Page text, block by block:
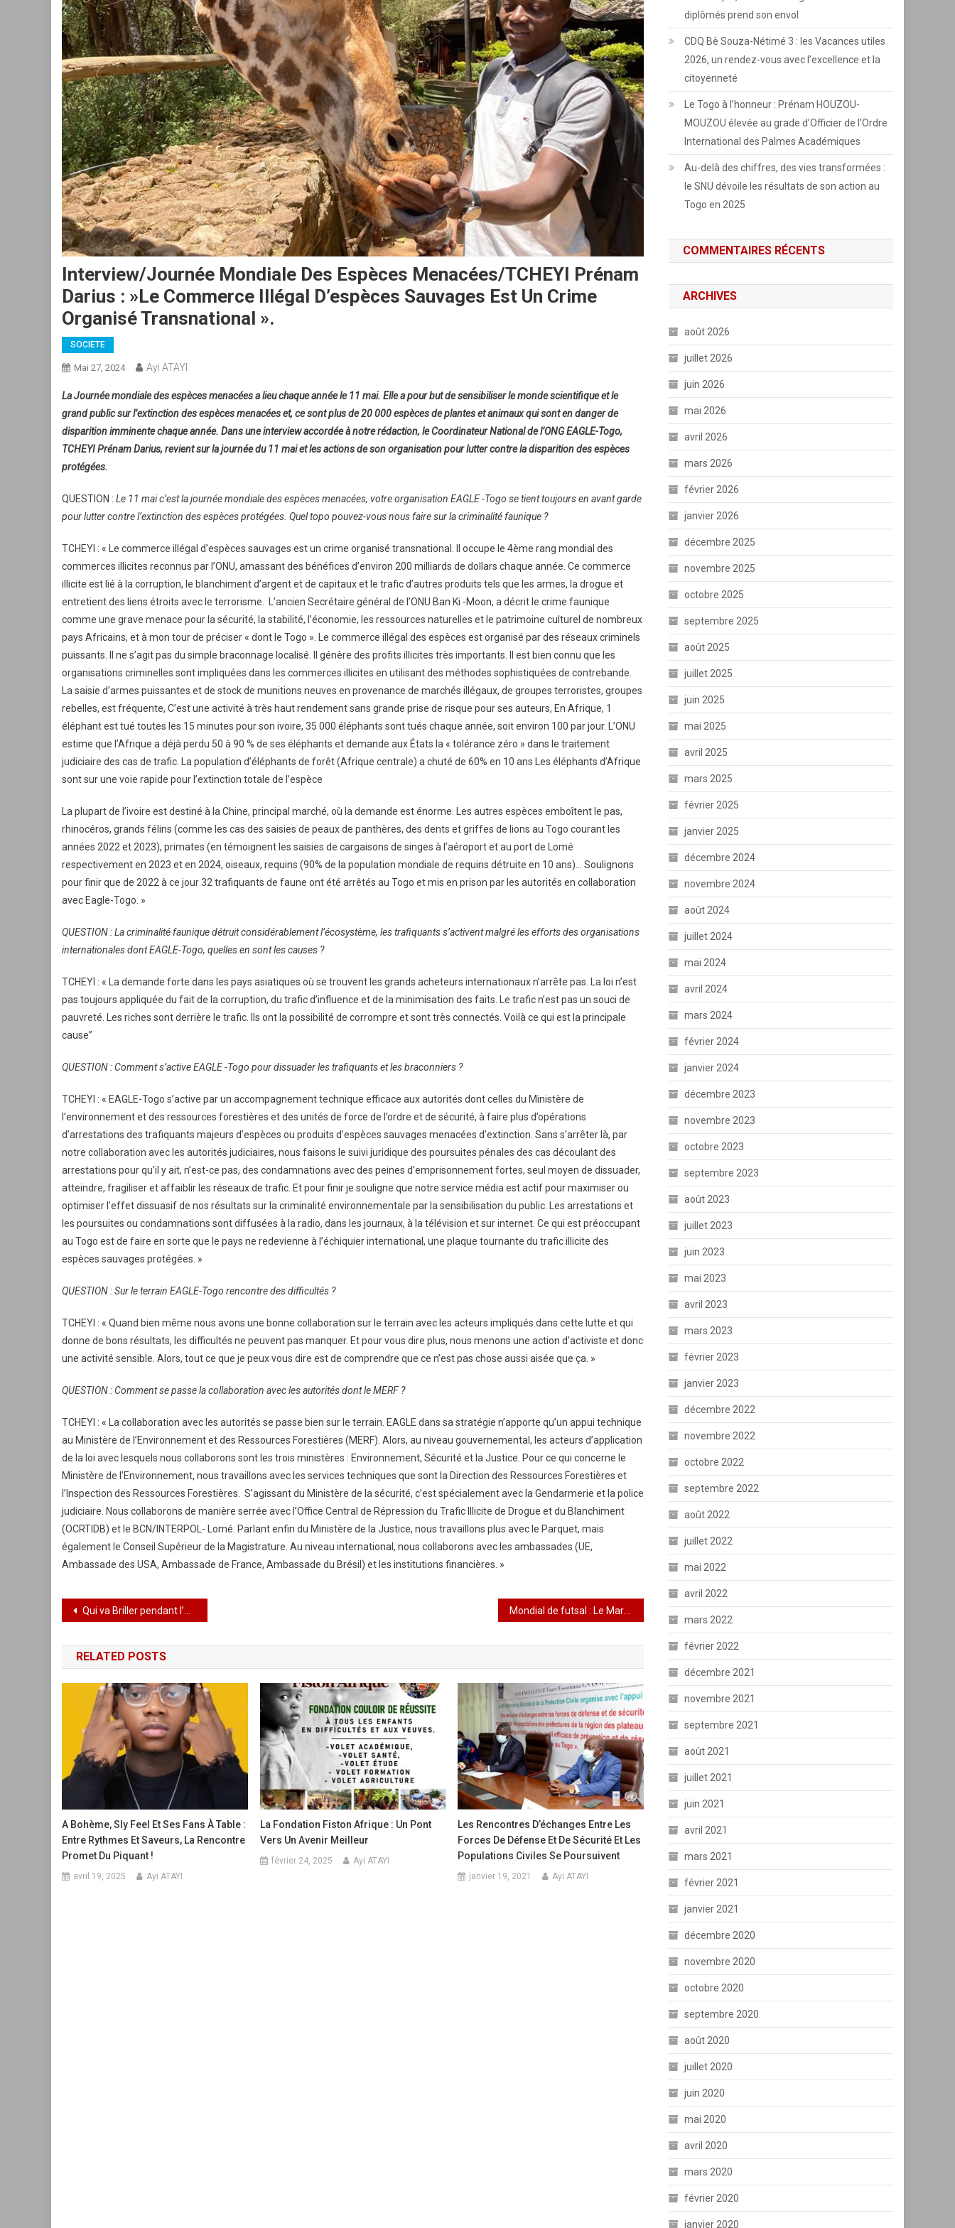
Interview/Journée Mondiale Des Espèces Menacées/TCHEYI Prénam
Darius : »Le Commerce Illégal D’espèces Sauvages Est Un Crime
Organisé Transnational ».
SOCIETE
Mai 27, 2024 Ayi ATAYI
La Journée mondiale des espèces menacées a lieu chaque année le 11 mai. Elle a pour but de sensibiliser le monde scientifique et le
grand public sur l’extinction des espèces menacées et, ce sont plus de 20 000 espèces de plantes et animaux qui sont en danger de
disparition imminente chaque année. Dans une interview accordée à notre rédaction, le Coordinateur National de l’ONG EAGLE-Togo,
TCHEYI Prénam Darius, revient sur la journée du 11 mai et les actions de son organisation pour lutter contre la disparition des espèces
protégées.
QUESTION : Le 11 mai c’est la journée mondiale des espèces menacées, votre organisation EAGLE -Togo se tient toujours en avant garde
pour lutter contre l’extinction des espèces protégées. Quel topo pouvez-vous nous faire sur la criminalité faunique ?
TCHEYI : « Le commerce illégal d’espèces sauvages est un crime organisé transnational. Il occupe le 4ème rang mondial des
commerces illicites reconnus par l’ONU, amassant des bénéfices d’environ 200 milliards de dollars chaque année. Ce commerce
illicite est lié à la corruption, le blanchiment d’argent et de capitaux et le trafic d’autres produits tels que les armes, la drogue et
entretient des liens étroits avec le terrorisme. L’ancien Secrétaire général de l’ONU Ban Ki -Moon, a décrit le crime faunique
comme une grave menace pour la sécurité, la stabilité, l’économie, les ressources naturelles et le patrimoine culturel de nombreux
pays Africains, et à mon tour de préciser « dont le Togo ». Le commerce illégal des espèces est organisé par des réseaux criminels
puissants. Il ne s’agit pas du simple braconnage localisé. Il génère des profits illicites très importants. Il est bien connu que les
organisations criminelles sont impliquées dans les commerces illicites en utilisant des méthodes sophistiquées de contrebande.
La saisie d’armes puissantes et de stock de munitions neuves en provenance de marchés illégaux, de groupes terroristes, groupes
rebelles, est fréquente, C’est une activité à très haut rendement sans grande prise de risque pour ses auteurs, En Afrique, 1
éléphant est tué toutes les 15 minutes pour son ivoire, 35 000 éléphants sont tués chaque année, soit environ 100 par jour. L’ONU
estime que l’Afrique a déjà perdu 50 à 90 % de ses éléphants et demande aux États la « tolérance zéro » dans le traitement
judiciaire des cas de trafic. La population d’éléphants de forêt (Afrique centrale) a chuté de 60% en 10 ans Les éléphants d’Afrique
sont sur une voie rapide pour l’extinction totale de l’espèce
La plupart de l’ivoire est destiné à la Chine, principal marché, où la demande est énorme. Les autres espèces emboîtent le pas,
rhinocéros, grands félins (comme les cas des saisies de peaux de panthères, des dents et griffes de lions au Togo courant les
années 2022 et 2023), primates (en témoignent les saisies de cargaisons de singes à l’aéroport et au port de Lomé
respectivement en 2023 et en 2024, oiseaux, requins (90% de la population mondiale de requins détruite en 10 ans)… Soulignons
pour finir que de 2022 à ce jour 32 trafiquants de faune ont été arrêtés au Togo et mis en prison par les autorités en collaboration
avec Eagle-Togo. »
QUESTION : La criminalité faunique détruit considérablement l’écosystème, les trafiquants s’activent malgré les efforts des organisations
internationales dont EAGLE-Togo, quelles en sont les causes ?
TCHEYI : « La demande forte dans les pays asiatiques où se trouvent les grands acheteurs internationaux n’arrête pas. La loi n’est
pas toujours appliquée du fait de la corruption, du trafic d’influence et de la minimisation des faits. Le trafic n’est pas un souci de
pauvreté. Les riches sont derrière le trafic. Ils ont la possibilité de corrompre et sont très connectés. Voilà ce qui est la principale
cause”
QUESTION : Comment s’active EAGLE -Togo pour dissuader les trafiquants et les braconniers ?
TCHEYI : « EAGLE-Togo s’active par un accompagnement technique efficace aux autorités dont celles du Ministère de
l’environnement et des ressources forestières et des unités de force de l’ordre et de sécurité, à faire plus d’opérations
d’arrestations des trafiquants majeurs d’espèces ou produits d’espèces sauvages menacées d’extinction. Sans s’arrêter là, par
notre collaboration avec les autorités judiciaires, nous faisons le suivi juridique des poursuites pénales des cas découlant des
arrestations pour qu’il y ait, n’est-ce pas, des condamnations avec des peines d’emprisonnement fortes, seul moyen de dissuader,
atteindre, fragiliser et affaiblir les réseaux de trafic. Et pour finir je souligne que notre service média est actif pour maximiser ou
optimiser l’effet dissuasif de nos résultats sur la criminalité environnementale par la sensibilisation du public. Les arrestations et
les poursuites ou condamnations sont diffusées à la radio, dans les journaux, à la télévision et sur internet. Ce qui est préoccupant
au Togo est de faire en sorte que le pays ne redevienne à l’échiquier international, une plaque tournante du trafic illicite des
espèces sauvages protégées. »
QUESTION : Sur le terrain EAGLE-Togo rencontre des difficultés ?
TCHEYI : « Quand bien même nous avons une bonne collaboration sur le terrain avec les acteurs impliqués dans cette lutte et qui
donne de bons résultats, les difficultés ne peuvent pas manquer. Et pour vous dire plus, nous menons une action d’activiste et donc
une activité sensible. Alors, tout ce que je peux vous dire est de comprendre que ce n’est pas chose aussi aisée que ça. »
QUESTION : Comment se passe la collaboration avec les autorités dont le MERF ?
TCHEYI : « La collaboration avec les autorités se passe bien sur le terrain. EAGLE dans sa stratégie n’apporte qu’un appui technique
au Ministère de l’Environnement et des Ressources Forestières (MERF). Alors, au niveau gouvernemental, les acteurs d’application
de la loi avec lesquels nous collaborons sont les trois ministères : Environnement, Sécurité et la Justice. Pour ce qui concerne le
Ministère de l’Environnement, nous travaillons avec les services techniques que sont la Direction des Ressources Forestières et
l’Inspection des Ressources Forestières. S’agissant du Ministère de la sécurité, c’est spécialement avec la Gendarmerie et la police
judiciaire. Nous collaborons de manière serrée avec l’Office Central de Répression du Trafic Illicite de Drogue et du Blanchiment
(OCRTIDB) et le BCN/INTERPOL- Lomé. Parlant enfin du Ministère de la Justice, nous travaillons plus avec le Parquet, mais
également le Conseil Supérieur de la Magistrature. Au niveau international, nous collaborons avec les ambassades (UE,
Ambassade des USA, Ambassade de France, Ambassade du Brésil) et les institutions financières. »
Navigation
de
l’article
Qui va Briller pendant l’Euro et Copa América ? Mondial de futsal : Le Maroc a hérité du groupe E
RELATED POSTS
A Bohème, Sly Feel Et Ses Fans À Table :
Entre Rythmes Et Saveurs, La Rencontre
Promet Du Piquant !
avril 19, 2025 Ayi ATAYI
La Fondation Fiston Afrique : Un Pont
Vers Un Avenir Meilleur
février 24, 2025 Ayi ATAYI
Les Rencontres D’échanges Entre Les
Forces De Défense Et De Sécurité Et Les
Populations Civiles Se Poursuivent
janvier 19, 2021 Ayi ATAYI
diplômés prend son envol
CDQ Bè Souza-Nétimé 3 : les Vacances utiles
2026, un rendez-vous avec l’excellence et la
citoyenneté
Le Togo à l’honneur : Prénam HOUZOU-
MOUZOU élevée au grade d’Officier de l’Ordre
International des Palmes Académiques
Au-delà des chiffres, des vies transformées :
le SNU dévoile les résultats de son action au
Togo en 2025
COMMENTAIRES RÉCENTS
ARCHIVES
août 2026
juillet 2026
juin 2026
mai 2026
avril 2026
mars 2026
février 2026
janvier 2026
décembre 2025
novembre 2025
octobre 2025
septembre 2025
août 2025
juillet 2025
juin 2025
mai 2025
avril 2025
mars 2025
février 2025
janvier 2025
décembre 2024
novembre 2024
août 2024
juillet 2024
mai 2024
avril 2024
mars 2024
février 2024
janvier 2024
décembre 2023
novembre 2023
octobre 2023
septembre 2023
août 2023
juillet 2023
juin 2023
mai 2023
avril 2023
mars 2023
février 2023
janvier 2023
décembre 2022
novembre 2022
octobre 2022
septembre 2022
août 2022
juillet 2022
mai 2022
avril 2022
mars 2022
février 2022
décembre 2021
novembre 2021
septembre 2021
août 2021
juillet 2021
juin 2021
avril 2021
mars 2021
février 2021
janvier 2021
décembre 2020
novembre 2020
octobre 2020
septembre 2020
août 2020
juillet 2020
juin 2020
mai 2020
avril 2020
mars 2020
février 2020
janvier 2020